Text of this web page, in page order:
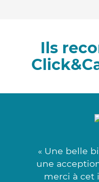
Ils
« Une belle
une
merci à cet